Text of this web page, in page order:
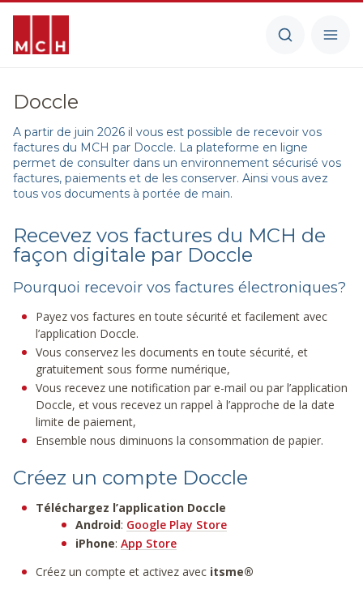
Doccle
A partir de juin 2026 il vous est possible de recevoir vos
factures du MCH par Doccle. La plateforme en ligne
permet de consulter dans un environnement sécurisé vos
factures, paiements et de les conserver. Ainsi vous avez
tous vos documents à portée de main.
Recevez vos factures du MCH de
façon digitale par Doccle
Pourquoi recevoir vos factures électroniques?
Payez vos factures en toute sécurité et facilement avec
l’application Doccle.
Vous conservez les documents en toute sécurité, et
gratuitement sous forme numérique,
Vous recevez une notification par e-mail ou par l’application
Doccle, et vous recevez un rappel à l’approche de la date
limite de paiement,
Ensemble nous diminuons la consommation de papier.
Créez un compte Doccle
Téléchargez l’application Doccle
Android: Google Play Store
iPhone: App Store
Créez un compte et activez avec itsme®